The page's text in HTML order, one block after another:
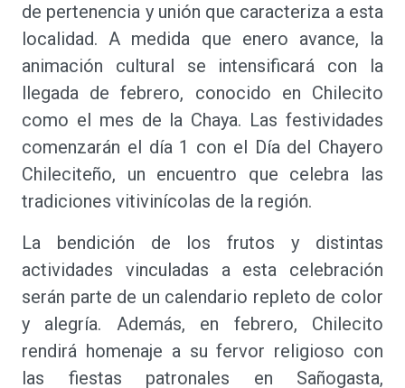
de pertenencia y unión que caracteriza a esta
localidad. A medida que enero avance, la
animación cultural se intensificará con la
llegada de febrero, conocido en Chilecito
como el mes de la Chaya. Las festividades
comenzarán el día 1 con el Día del Chayero
Chileciteño, un encuentro que celebra las
tradiciones vitivinícolas de la región.
La bendición de los frutos y distintas
actividades vinculadas a esta celebración
serán parte de un calendario repleto de color
y alegría. Además, en febrero, Chilecito
rendirá homenaje a su fervor religioso con
las fiestas patronales en Sañogasta,